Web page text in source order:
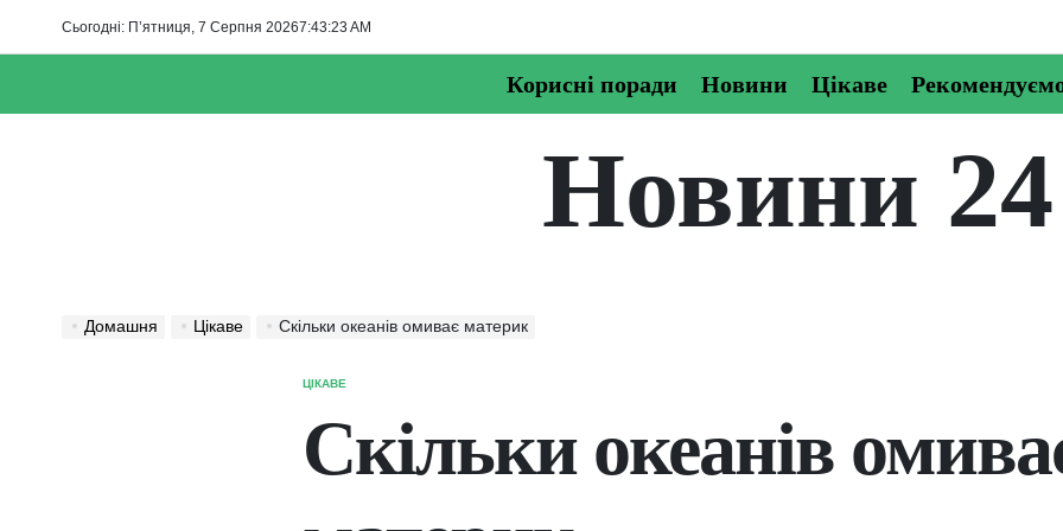
Сьогодні: П’ятниця, 7 Серпня 20267:43:23 AM
Корисні поради Новини Цікаве
Новини 24
Домашня Цікаве Скільки океанів омиває материк
ОПУБЛІКУВАТИ
ЦІКАВЕ
Скільки океанів